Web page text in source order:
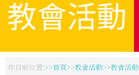
教會活動
你目前位置: 首頁 教會活動 教會活動